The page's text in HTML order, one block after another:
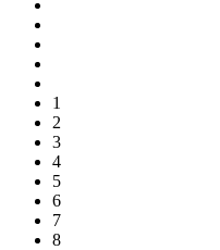
1
2
3
4
5
6
7
8